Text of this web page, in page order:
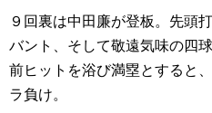
９回裏は中田廉が登板。先頭
バント、そして敬遠気味の四
前ヒットを浴び満塁とすると
ラ負け。